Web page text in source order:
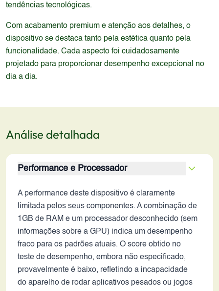
tendências tecnológicas.
Com acabamento premium e atenção aos detalhes, o
dispositivo se destaca tanto pela estética quanto pela
funcionalidade. Cada aspecto foi cuidadosamente
projetado para proporcionar desempenho excepcional no
dia a dia.
Análise detalhada
Performance e Processador
A performance deste dispositivo é claramente
limitada pelos seus componentes. A combinação de
1GB de RAM e um processador desconhecido (sem
informações sobre a GPU) indica um desempenho
fraco para os padrões atuais. O score obtido no
teste de desempenho, embora não especificado,
provavelmente é baixo, refletindo a incapacidade
do aparelho de rodar aplicativos pesados ou jogos